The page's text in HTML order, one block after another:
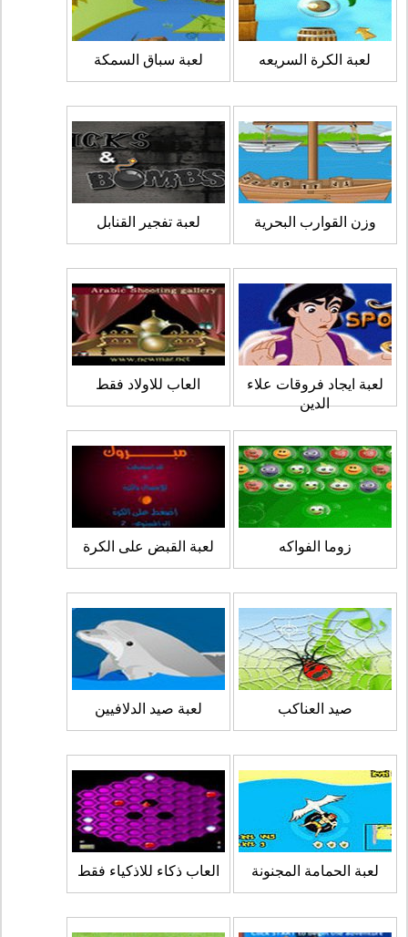
لعبة الكرة السريعه لعبة سباق السمكة
وزن القوارب البحرية لعبة تفجير القنابل
لعبة ايجاد فروقات علاء
الدين
العاب للاولاد فقط
زوما الفواكه لعبة القبض على الكرة
صيد العناكب لعبة صيد الدلافيين
لعبة الحمامة المجنونة العاب ذكاء للاذكياء فقط